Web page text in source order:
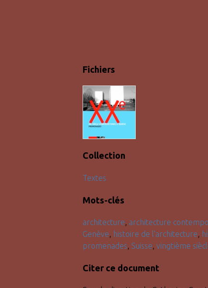
Fichiers
Collection
Textes
Mots-clés
architecture, architecture
Genève, histoire de l'architecture,
promenades, Suisse, vingtième
Citer ce document